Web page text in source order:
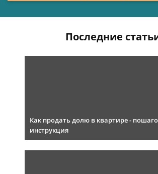
Последние
Как продать долю в квартире -
инструкция